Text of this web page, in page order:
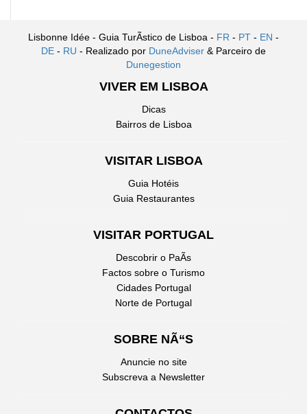
Lisbonne Idée - Guia TurÃ­stico de Lisboa - FR - PT - EN -
DE - RU - Realizado por DuneAdviser & Parceiro de
Dunegestion
VIVER EM LISBOA
Dicas
Bairros de Lisboa
VISITAR LISBOA
Guia Hotéis
Guia Restaurantes
VISITAR PORTUGAL
Descobrir o PaÃ­s
Factos sobre o Turismo
Cidades Portugal
Norte de Portugal
SOBRE NÃ“S
Anuncie no site
Subscreva a Newsletter